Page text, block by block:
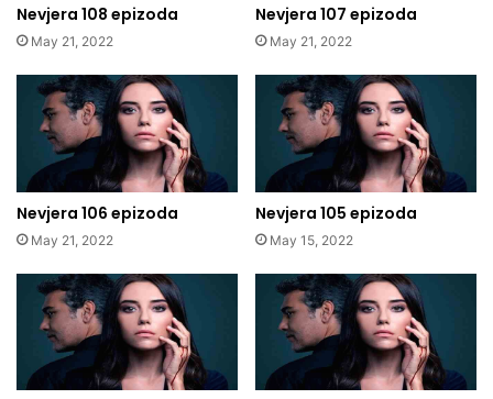
Nevjera 108 epizoda
May 21, 2022
Nevjera 107 epizoda
May 21, 2022
Nevjera 106 epizoda
May 21, 2022
Nevjera 105 epizoda
May 15, 2022